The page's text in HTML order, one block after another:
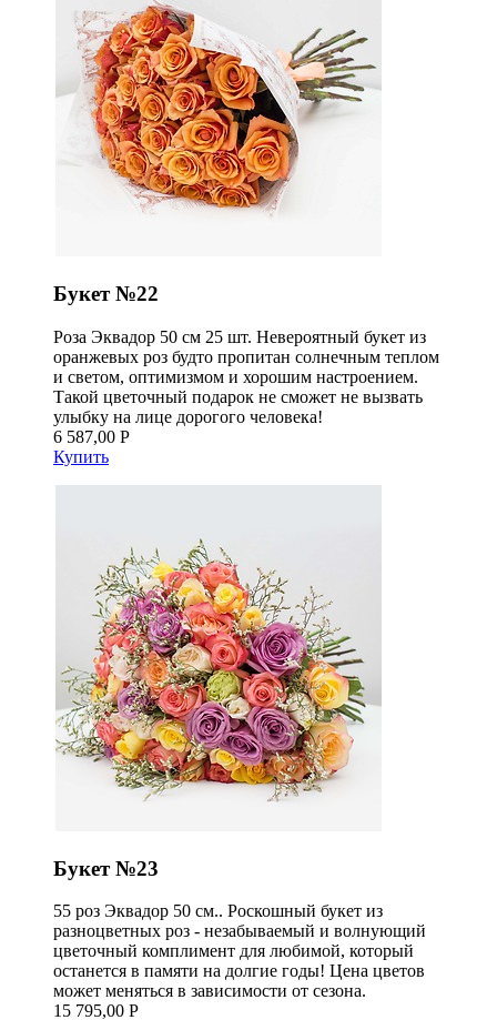
Букет №22
Роза Эквадор 50 см 25 шт. Невероятный букет из
оранжевых роз будто пропитан солнечным теплом
и светом, оптимизмом и хорошим настроением.
Такой цветочный подарок не сможет не вызвать
улыбку на лице дорогого человека!
6 587,00 Р
Купить
Букет №23
55 роз Эквадор 50 см.. Роскошный букет из
разноцветных роз - незабываемый и волнующий
цветочный комплимент для любимой, который
останется в памяти на долгие годы! Цена цветов
может меняться в зависимости от сезона.
15 795,00 Р